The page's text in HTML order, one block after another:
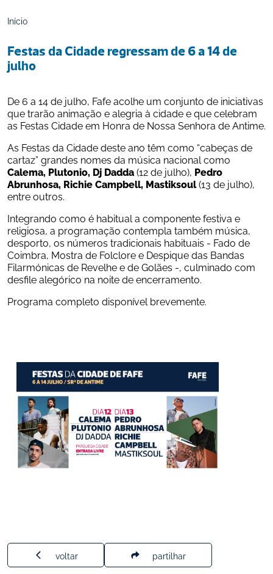
Início
Festas da Cidade regressam de 6 a 14 de
julho
De 6 a 14 de julho, Fafe acolhe um conjunto de iniciativas
que trarão animação e alegria à cidade e que celebram
As Festas da Cidade deste ano têm como “cabeças de
Calema, Plutonio, Dj Dadda (12 de julho), Pedro
Abrunhosa, Richie Campbell, Mastiksoul (13 de julho),
entre outros.
Integrando como é habitual a componente festiva e
religiosa, a programação contempla também música,
desporto, os números tradicionais habituais - Fado de
Coimbra, Mostra de Folclore e Despique das Bandas
Filarmónicas de Revelhe e de Golães -, culminado com
desfile alegórico na noite de encerramento.
Programa completo disponível brevemente.
voltar partilhar